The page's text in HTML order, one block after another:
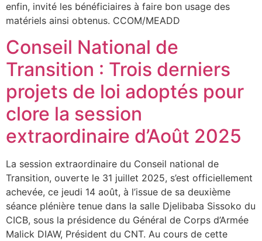
enfin, invité les bénéficiaires à faire bon usage des
matériels ainsi obtenus. CCOM/MEADD
Conseil National de
Transition : Trois derniers
projets de loi adoptés pour
clore la session
extraordinaire d’Août 2025
La session extraordinaire du Conseil national de
Transition, ouverte le 31 juillet 2025, s’est officiellement
achevée, ce jeudi 14 août, à l’issue de sa deuxième
séance plénière tenue dans la salle Djelibaba Sissoko du
CICB, sous la présidence du Général de Corps d’Armée
Malick DIAW, Président du CNT. Au cours de cette